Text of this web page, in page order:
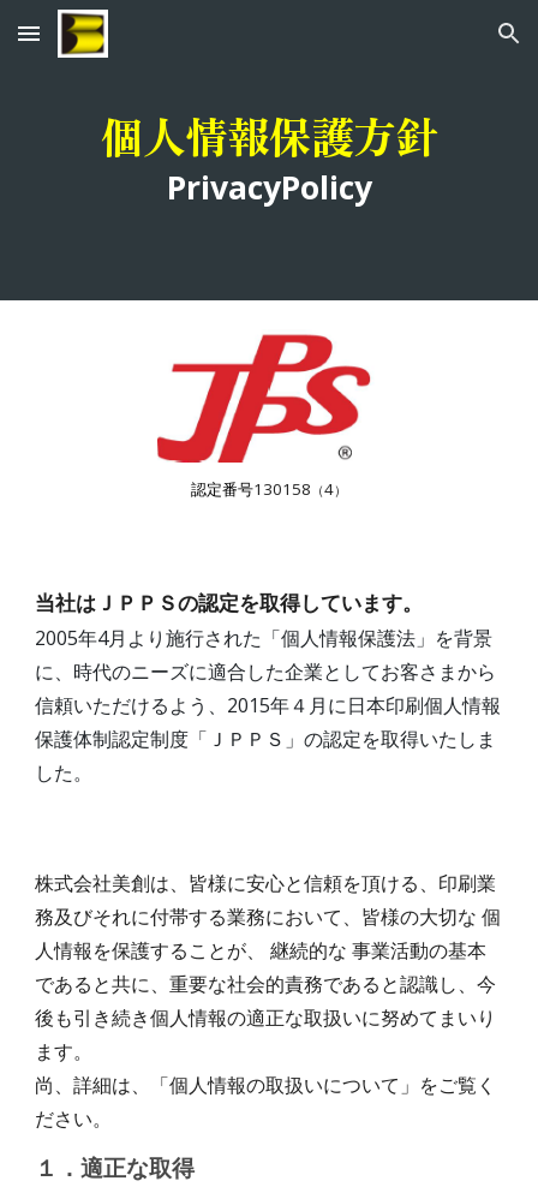
Skip to main content Skip to navigation
個人情報保護方針
PrivacyPolicy
認定番号130158 （4）
当社はＪＰＰＳの認定を取得しています。
2005年4月より施行された「個人情報保護法」を背景
に、時代のニーズに適合した企業としてお客さまから
信頼いただけるよう、2015年４月に日本印刷個人情報
保護体制認定制度「ＪＰＰＳ」の認定を取得いたしま
した。
株式会社美創は、皆様に安心と信頼を頂ける、印刷業
務及びそれに付帯する業務において、皆様の大切な 個
人情報を保護することが、 継続的な 事業活動の基本
であると共に、重要な社会的責務であると認識し、今
後も引き続き個人情報の適正な取扱いに努めてまいり
ます。
尚、詳細は、「個人情報の取扱いについて」をご覧く
ださい。
１．適正な取得